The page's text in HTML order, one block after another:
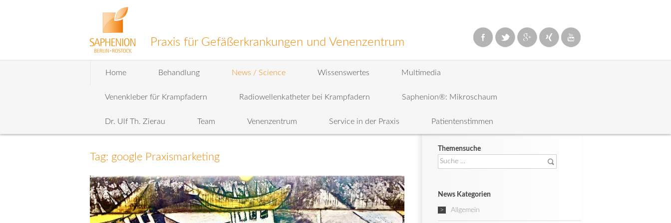
Praxis für Gefäßerkrankungen und Venenzentrum
Home Behandlung News / Science Wissenswertes Multimedia
Venenkleber für Krampfadern Radiowellenkatheter bei Krampfadern Saphenion®: Mikroschaum
Dr. Ulf Th. Zierau Team Venenzentrum Service in der Praxis Patientenstimmen
Tag: google Praxismarketing
Themensuche
Suche
nach:
News Kategorien
Allgemein